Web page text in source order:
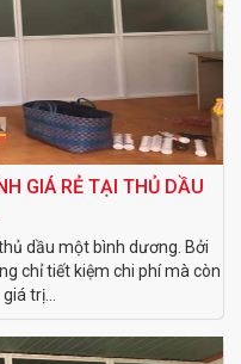
GIÁ RẺ TẠI THỦ DẦU
dầu một bình dương. Bởi
chỉ tiết kiệm chi phí mà còn
trị...